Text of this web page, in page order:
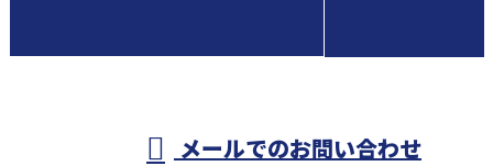
メールでのお問い合わせ